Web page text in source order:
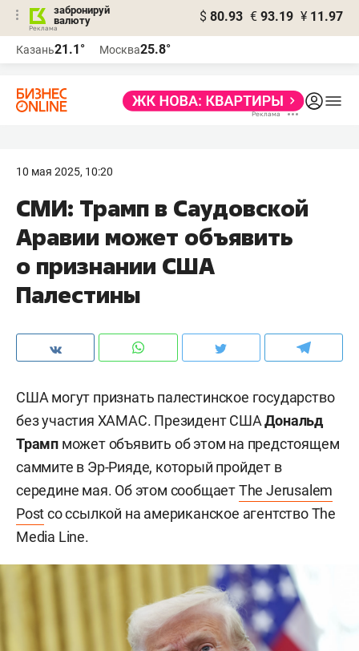
забронируй
валюту
$ 80.93 € 93.19 ¥ 11.97
Казань21.1° Москва25.8°
10 мая 2025, 10:20
СМИ: Трамп в Саудовской
Аравии может объявить
о признании США
Палестины
США могут признать палестинское государство
без участия ХАМАС. Президент СШАДональд
Трамп может объявить об этом на предстоящем
саммите в Эр-Рияде, который пройдет в
середине мая. Об этом сообщаетThe Jerusalem
Postсо ссылкой на американское агентство The
Media Line.